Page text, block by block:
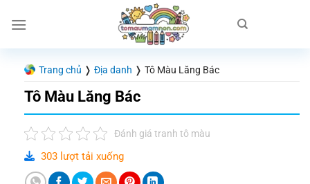
đến
Trang chủ ❭ Địa danh ❭ Tô Màu Lăng Bác
Tô Màu Lăng Bác
Đánh giá tranh tô màu
303 lượt tải xuống